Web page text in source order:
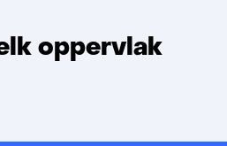
oppervlak